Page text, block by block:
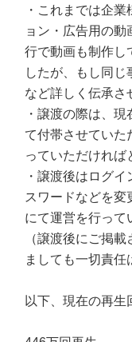
・これまでは企
ョン・広告用の
行で動画も制作し
したが、もし同
など詳しく伝承さ
・譲渡の際は、
て付帯させていた
っていただければ
・譲渡後はログ
スワードなどを変
にて運営を行って
（譲渡後にご掲
ましても一切責任
以下、現在の再生